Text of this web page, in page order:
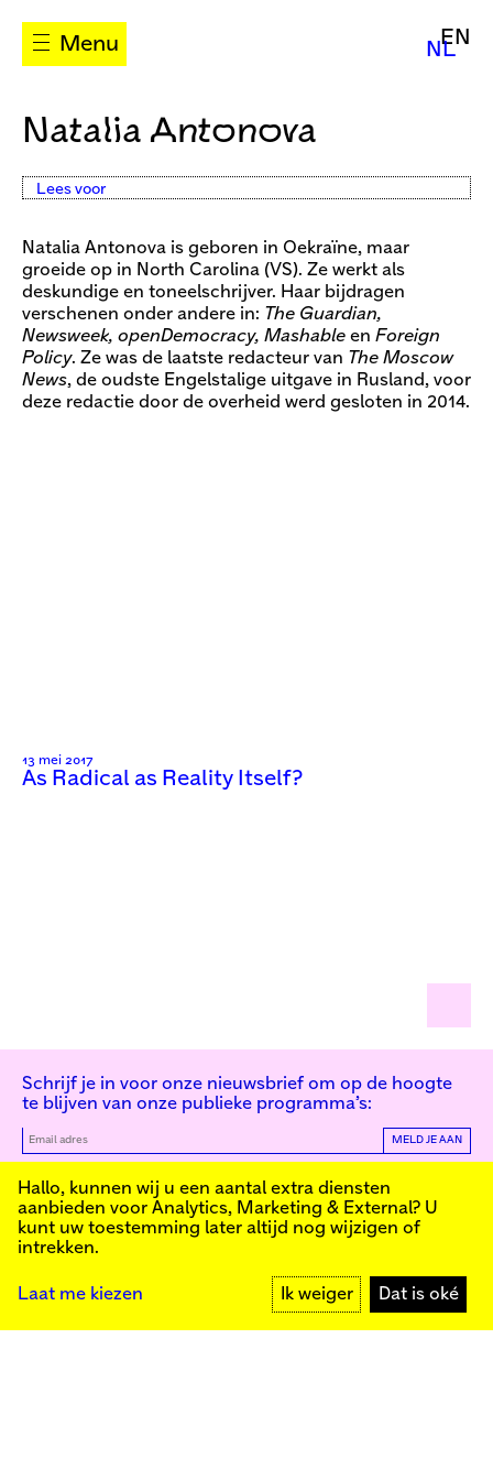
Menu NL
EN
Natalia Antonova
Lees voor
Natalia Antonova is geboren in Oekraïne, maar
groeide op in North Carolina (VS). Ze werkt als
deskundige en toneelschrijver. Haar bijdragen
verschenen onder andere in: The Guardian,
Newsweek, openDemocracy, Mashable en Foreign
Policy. Ze was de laatste redacteur van The Moscow
News, de oudste Engelstalige uitgave in Rusland, voor
deze redactie door de overheid werd gesloten in 2014.
13 mei 2017
As Radical as Reality Itself?
Kunstinstituut Melly
Kunstinstituut Melly
+31 (0)10 4110144
conceived as an art house with a mission
to present and discuss the work created
today by visual artists and cultural
exhibitions, commissions art, publishes,
Schrijf je in voor onze nieuwsbrief om op de hoogte
te blijven van onze publieke programma’s:
MELD JE AAN
Hallo, kunnen wij u een aantal extra diensten
aanbieden voor Analytics, Marketing & External? U
kunt uw toestemming later altijd nog wijzigen of
intrekken.
Laat me kiezen Ik weiger Dat is oké